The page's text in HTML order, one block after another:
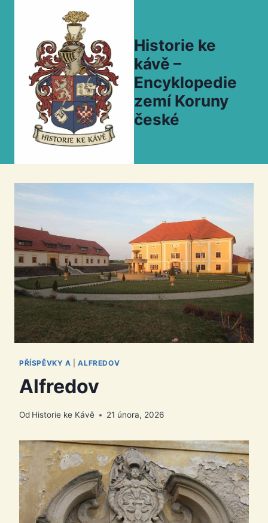
Historie ke
kávě –
Encyklopedie
zemí Koruny
české
PŘÍSPĚVKY A |ALFREDOV
Alfredov
Od Historie ke Kávě 21 února, 2026